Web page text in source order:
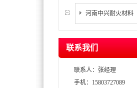
河南中兴耐火材料
联系我们
联系人：张经理
手机：15803727089